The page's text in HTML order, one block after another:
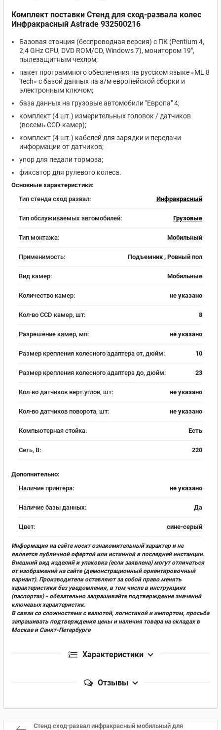
Комплект поставки Стенд для сход-развала колес
Инфракрасный Astrade 932500216
Базовая станция (беспроводная версия) с ПК (Pentium 4,
2,4 GHz CPU, DVD ROM/CD, Windows 7), монитором 19",
пылезащитным чехлом;
пакет программного обеспечения на русском языке «ML 8
Tech» с базой данных на а/м европейской сборки и
электронным ключом;
база данных на грузовые автомобили "Европа" 4;
комплект (4 шт.) измерительных головок / датчиков
(восемь CCD-камер);
комплект (4 шт.) кабелей для зарядки и передачи
информации от датчиков;
упор для педали тормоза;
фиксатор для рулевого колеса.
Основные характеристики:
Тип стенда сход развал:
Инфракрасный
Тип обслуживаемых автомобилей: Грузовые
Тип монтажа: Мобильный
Применимость: Подъемник , Ровный пол
Вид камер: Мобильные
Количество камер: не указано
Кол-во CCD камер, шт: 8
Разрешение камер, мп: не указано
Размер крепления колесного адаптера от, дюйм: 10
Размер крепления колесного адаптера до, дюйм: 23
Кол-во датчиков верт.углов, шт: не указано
Кол-во датчиков поворота, шт: не указано
Компьютерная стойка: Есть
Сеть, В: 220
Дополнительно:
Наличие принтера:
не указано
Наличие базы данных: Да
Цвет: сине-серый
Информация на сайте носит ознакомительный характер и не
является публичной офертой или истинной в последней инстанции.
Внешний вид изделий и упаковка (если заявлена) могут отличаться
от изображений на сайте (демонстрационный ориентировочный
вариант). Производители оставляют за собой право менять
характеристики без уведомления, в том числе в инструкциях
(паспортах) - обязательно запрашивайте подтверждение значений
ключевых характеристик.
В связи со сложностями с валютой, логистикой и импортом, просьба
запрашивать подтверждения цены и наличия товара на складах в
Москве и Санкт-Петербурге
Характеристики
Отзывы
Стенд сход-развал инфракрасный мобильный для